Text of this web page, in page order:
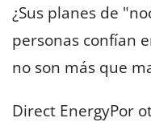
¿Sus planes de
personas confían
no son más que
Direct EnergyPor